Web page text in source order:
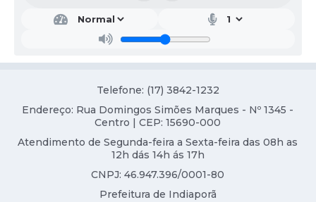
Telefone: (17) 3842-1232
Endereço: Rua Domingos Simões Marques - Nº 1345 -
Centro | CEP: 15690-000
Atendimento de Segunda-feira a Sexta-feira das 08h as
12h dás 14h ás 17h
CNPJ: 46.947.396/0001-80
Prefeitura de Indiaporã